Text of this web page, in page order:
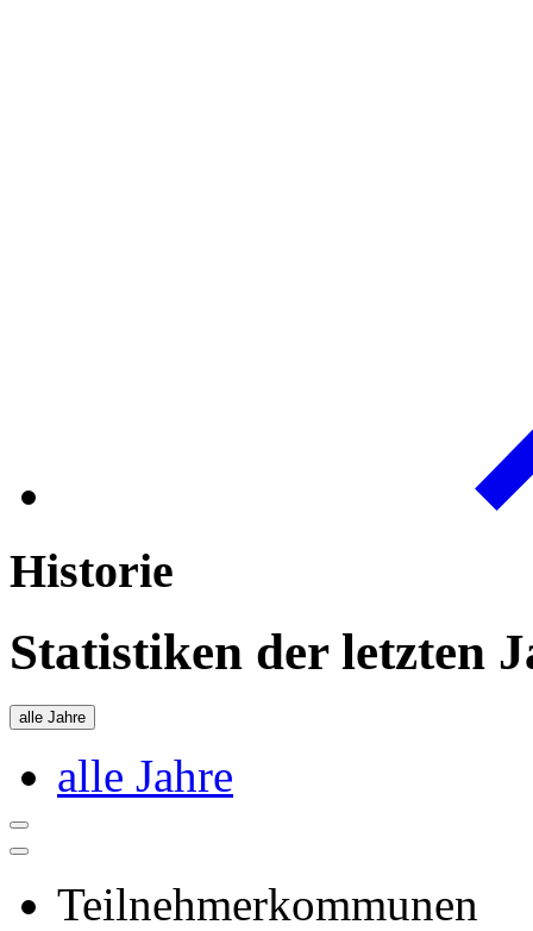
Historie
Statistiken der letzten
alle Jahre
alle Jahre
Teilnehmerkommunen